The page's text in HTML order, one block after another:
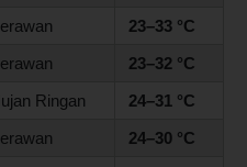
23–33 °C
23–32 °C
Ringan
24–31 °C
24–30 °C